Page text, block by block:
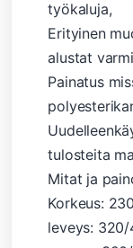
työkaluja,
Erityinen
alustat
Painatus
tulosteita
Mitat ja
Korkeus:
leveys: